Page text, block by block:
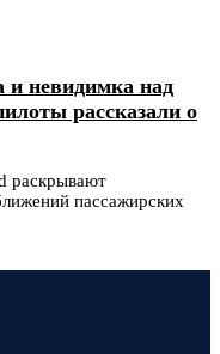
и невидимка над
рассказали о
раскрывают
пассажирских